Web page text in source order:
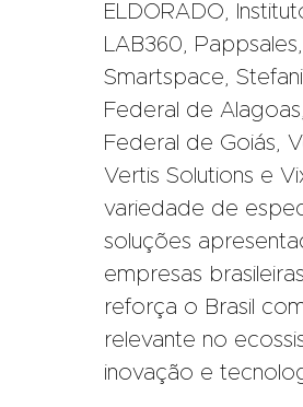
ELDORADO,
LAB360,
Smartspace,
Federal de
Federal de Goiás,
Vertis Solutions e
variedade de
soluções
empresas
reforça o Brasil
relevante no
inovação e